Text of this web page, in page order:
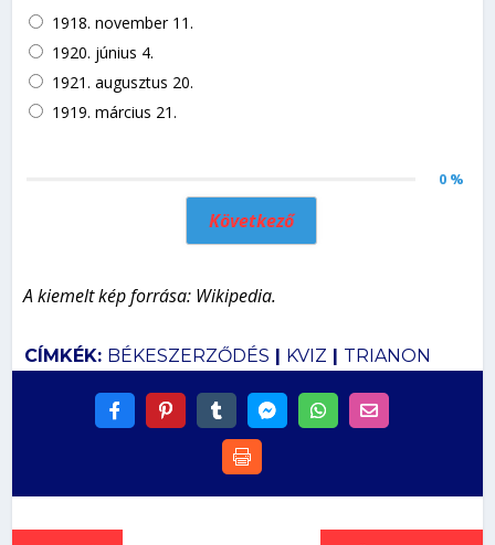
1918. november 11.
1920. június 4.
1921. augusztus 20.
1919. március 21.
0 %
Következő
A kiemelt kép forrása: Wikipedia.
CÍMKÉK: BÉKESZERZŐDÉS | KVIZ | TRIANON